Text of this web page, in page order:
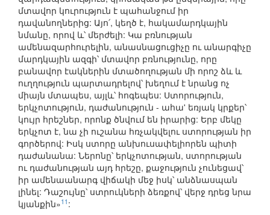
մտավոր կուրություն է պահանջում իր
դավանողներից: Այո՛, կեղծ է, հակամարդկային
նմանը, որով և՝ մերժելի: Կա բռնության
ամենազարհուրելին, անասնացուցիչը ու անարգիչը
մարդկային ազգի՝ մտավոր բռնությունը, որը
բանավոր էակներին մտածողության մի որոշ ձև և
ուղղություն պարտադրելով՝ խեղում է նրանց ոչ
միայն մտապես, այլև՝ հոգեպես: Ստորություն,
երկչոտություն, դաժանություն - ահա' եռյակ կրքեր՝
կույր հրեշներ, որոնք ծնվում են իրարից: Երբ մեկը
երկչոտ է, նա չի ուշանա հռչակվելու ստորության իր
գործերով: Իսկ ստորը անխուսափելիորեն պիտի
դաժանանա: Ներոնը՝ երկչոտության, ստորության
ու դաժանության այդ հրեշը, քաջություն չունեցավ՝
իր ամենաանարգ վիճակի մեջ իսկ՝ անձնասպան
լինել: Դաշույնը՝ ստրուկների ձեռքով՝ վերջ դրեց նրա
կյանքին»11 :